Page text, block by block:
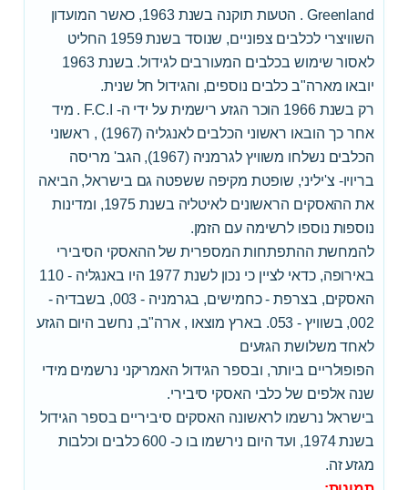
Greenland . הטעות תוקנה בשנת 1963, כאשר המועדון
השוויצרי לכלבים צפוניים, שנוסד בשנת 1959 החליט
לאסור שימוש בכלבים המעורבים לגידול. בשנת 1963
יובאו מארה"ב כלבים נוספים, והגידול חל שנית.
רק בשנת 1966 הוכר הגזע רישמית על ידי ה- F.C.I . מיד
אחר כך הובאו ראשוני הכלבים לאנגליה (1967) , ראשוני
הכלבים נשלחו משוויץ לגרמניה (1967), הגב' מריסה
בריויו- צ'יליני, שופטת מקיפה ששפטה גם בישראל, הביאה
את ההאסקים הראשונים לאיטליה בשנת 1975, ומדינות
נוספות נוספו לרשימה עם הזמן.
להמחשת ההתפתחות המספרית של ההאסקי הסיבירי
באירופה, כדאי לציין כי נכון לשנת 1977 היו באנגליה - 110
האסקים, בצרפת - כחמישים, בגרמניה - 003, בשבדיה -
002, בשוויץ - 053. בארץ מוצאו , ארה"ב, נחשב היום הגזע
לאחד משלושת הגזעים
הפופולריים ביותר, ובספר הגידול האמריקני נרשמים מידי
שנה אלפים של כלבי האסקי סיבירי.
בישראל נרשמו לראשונה האסקים סיביריים בספר הגידול
בשנת 1974, ועד היום נירשמו בו כ- 600 כלבים וכלבות
מגזע זה.